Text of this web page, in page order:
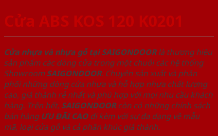
Cửa ABS KOS 120 K0201
Cửa nhựa và nhựa gỗ tại SAIGONDOORlà thương hiệu
sản phẩm các dòng cửa trong một chuỗi các hệ thống
Showroom SAIGONDOOR. Chuyên sản xuất và phân
phối những dòng cửa nhựa và hỗ hợp nhựa chất lượng
cao, giá thành rẻ nhất và phù hợp với mọi nhu cầu khách
hàng. Trên hết, SAIGONDOORcòn có những chính sách
bán hàng ƯU ĐÃI CAOđi kèm với sự đa dạng về mẫu
mã, loại cửa gỗ và cả phân khúc giá thành.